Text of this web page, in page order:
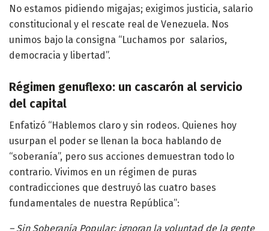
No estamos pidiendo migajas; exigimos justicia, salario
constitucional y el rescate real de Venezuela. Nos
unimos bajo la consigna “Luchamos por salarios,
democracia y libertad”.
Régimen genuflexo: un cascarón al servicio
del capital
Enfatizó “Hablemos claro y sin rodeos. Quienes hoy
usurpan el poder se llenan la boca hablando de
“soberanía”, pero sus acciones demuestran todo lo
contrario. Vivimos en un régimen de puras
contradicciones que destruyó las cuatro bases
fundamentales de nuestra República”:
– Sin Soberanía Popular: ignoran la voluntad de la gente